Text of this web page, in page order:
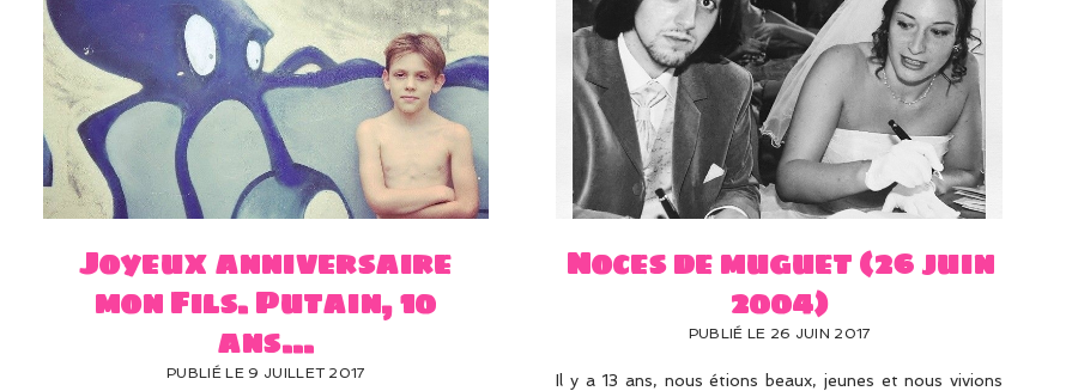
Joyeux anniversaire
mon Fils. Putain, 10
ans…
PUBLIÉ LE 9 JUILLET 2017
Noces de muguet (26 juin
2004)
PUBLIÉ LE 26 JUIN 2017
Il y a 13 ans, nous étions beaux, jeunes et nous vivions